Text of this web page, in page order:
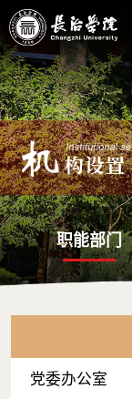
职能部门
党委办公室